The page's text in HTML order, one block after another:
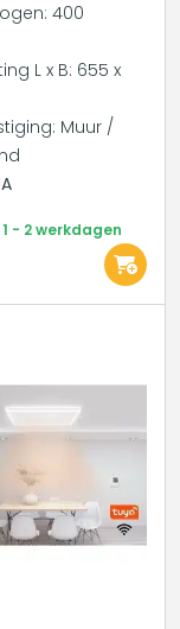
400
L x B: 655 x
Muur /
- 2 werkdagen